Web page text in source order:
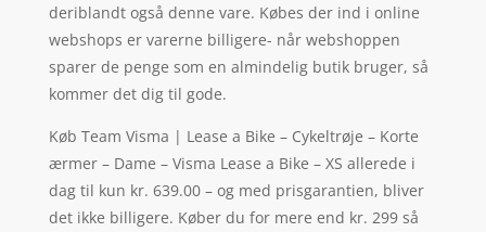
deriblandt også denne vare. Købes der ind i online
webshops er varerne billigere- når webshoppen
sparer de penge som en almindelig butik bruger, så
kommer det dig til gode.
Køb Team Visma | Lease a Bike – Cykeltrøje – Korte
ærmer – Dame – Visma Lease a Bike – XS allerede i
dag til kun kr. 639.00 – og med prisgarantien, bliver
det ikke billigere. Køber du for mere end kr. 299 så